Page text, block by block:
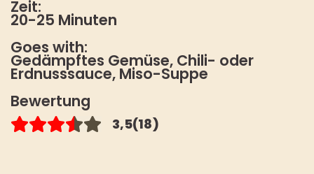
BLACK PEPPER
FAQ
STOREFINDER
Zeit:
20-25 Minuten
Goes with:
Gedämpftes Gemüse, Chili- oder
Erdnusssauce, Miso-Suppe
Bewertung
3,5(18)
Es gelten unsere
Abmeldung vom Newsletter ist
jederzeit möglich.
*Pflichtfeld